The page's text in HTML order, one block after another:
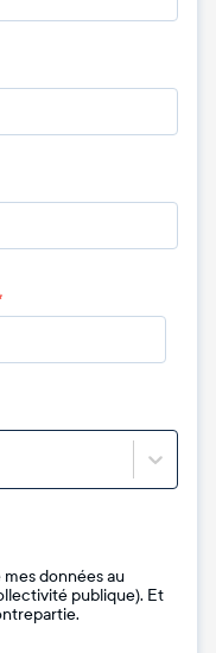
données au
publique). Et